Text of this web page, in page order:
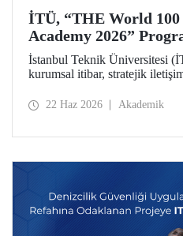
İTÜ, “THE World
Academy 2026”
İstanbul Teknik Üniversitesi
kurumsal itibar, stratejik
World 100 Reputation Network
22 Haz 2026 Akademik